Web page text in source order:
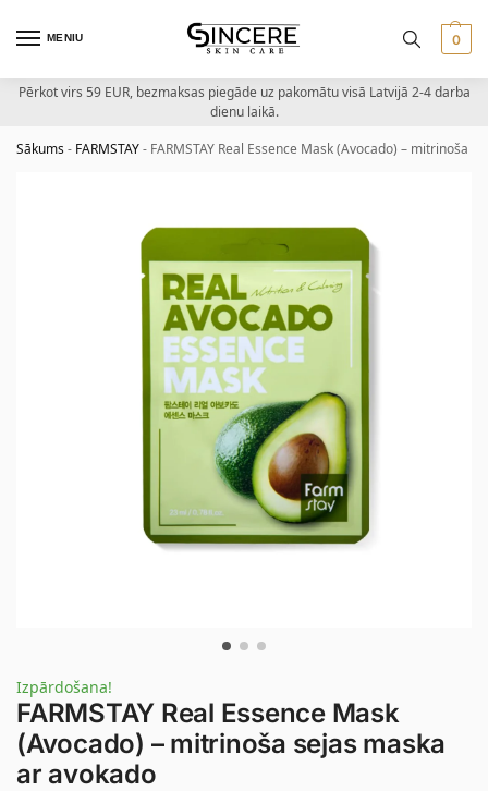
MENIU 0
Pērkot virs 59 EUR, bezmaksas piegāde uz pakomātu visā Latvijā 2-4 darba
dienu laikā.
Sākums- FARMSTAY- FARMSTAY Real Essence Mask (Avocado) – mitrinoša
Izpārdošana!
FARMSTAY Real Essence Mask
(Avocado) – mitrinoša sejas maska
ar avokado